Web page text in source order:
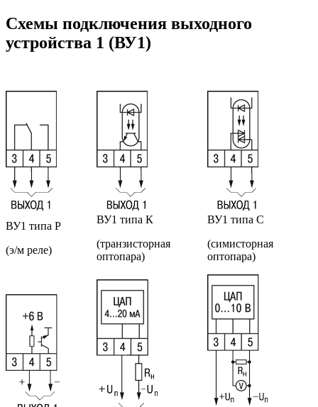
Схемы подключения выходного
устройства 1 (ВУ1)
ВУ1 типа Р
(э/м реле)
ВУ1 типа К
(транзисторная
оптопара)
ВУ1 типа С
(симисторная
оптопара)